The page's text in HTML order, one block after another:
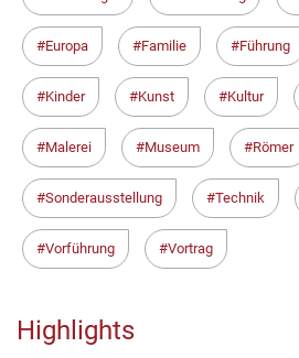
Europa Familie Führung
Kinder Kunst Kultur
Malerei Museum Römer
Sonderausstellung Technik
Vorführung Vortrag
Highlights